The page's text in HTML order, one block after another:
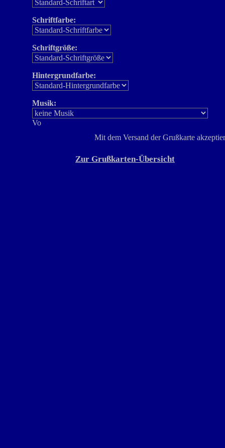
Schriftfarbe:
Schriftgröße:
Hintergrundfarbe:
Musik:
Mit dem Versand der Grußkarte
Zur Grußkarten-Übersicht